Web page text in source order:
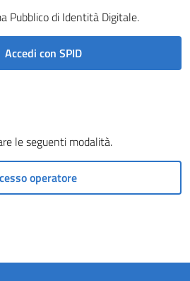
Pubblico di Identità Digitale.
Accedi con SPID
le seguenti modalità.
operatore